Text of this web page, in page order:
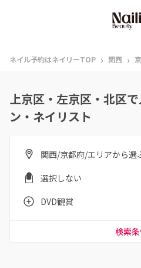
ネイル予約はネイリーTOP › 関西 ›
上京区・左京区・北区
ン・ネイリスト
関西/京都府/エリアから選
選択しない
DVD観賞
検索